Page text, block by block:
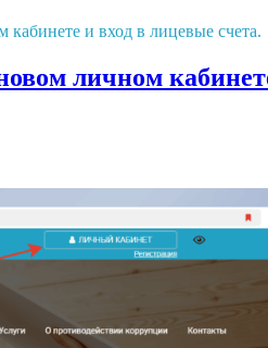
и вход в лицевые счета.
личном